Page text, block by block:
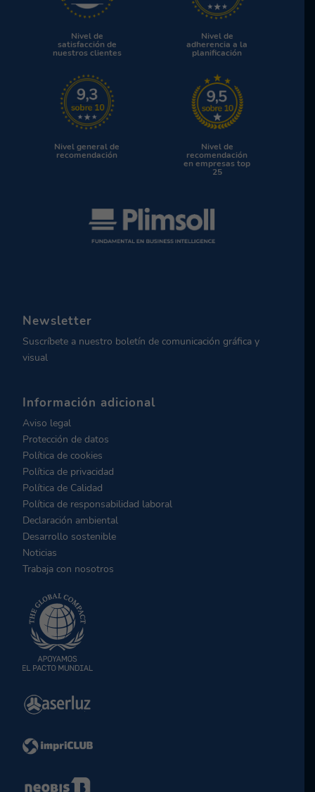
Nivel de
satisfacción de
nuestros clientes
Nivel de
adherencia a la
planificación
Nivel general de
recomendación
Nivel de
recomendación
en empresas top
25
Newsletter
Suscríbete a nuestro boletín de comunicación gráfica y
visual
Información adicional
Aviso legal
Protección de datos
Política de cookies
Política de privacidad
Política de Calidad
Política de responsabilidad laboral
Declaración ambiental
Desarrollo sostenible
Noticias
Trabaja con nosotros